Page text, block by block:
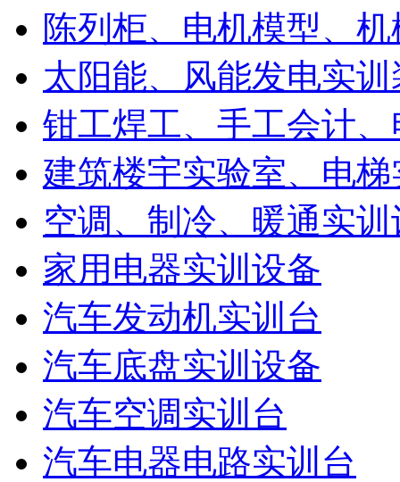
陈列柜、电机模型、
太阳能、风能发电实训
钳工焊工、手工会计
建筑楼宇实验室、电
空调、制冷、暖通实
家用电器实训设备
汽车发动机实训台
汽车底盘实训设备
汽车空调实训台
汽车电器电路实训台